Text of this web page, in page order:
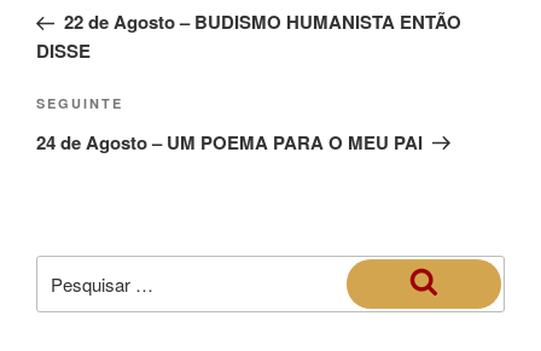
22 de Agosto – BUDISMO HUMANISTA ENTÃO
DISSE
SEGUINTE
24 de Agosto – UM POEMA PARA O MEU PAI